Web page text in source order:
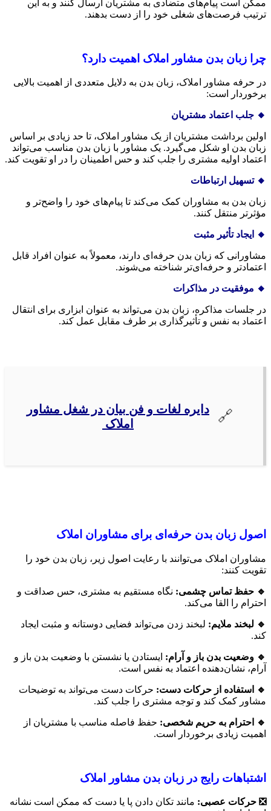
ممکن است پیام‌های متضادی به مشتریان ارسال کنند و به این
ترتیب فرصت‌های شغلی خود را از دست بدهند.
چرا زبان بدن مشاور املاک اهمیت دارد؟
در حرفه مشاور املاک، زبان بدن به دلایل متعددی از اهمیت بالایی
برخوردار است:
🔸 جلب اعتماد مشتریان
اولین برداشت مشتریان از یک مشاور املاک، تا حد زیادی بر اساس
زبان بدن او شکل می‌گیرد. یک مشاور با زبان بدن مناسب می‌تواند
اعتماد اولیه مشتری را جلب کند و حس اطمینان را در او تقویت کند.
🔸 تسهیل ارتباطات
زبان بدن به مشاوران کمک می‌کند تا پیام‌های خود را واضح‌تر و
مؤثرتر منتقل کنند.
🔸 ایجاد تأثیر مثبت
مشاورانی که زبان بدن حرفه‌ای دارند، معمولاً به عنوان افراد قابل
اعتمادتر و حرفه‌ای‌تر شناخته می‌شوند.
🔸 موفقیت در مذاکرات
در جلسات مذاکره، زبان بدن می‌تواند به عنوان ابزاری برای انتقال
اعتماد به نفس و تأثیرگذاری بر طرف مقابل عمل کند.
دایره لغات و فن بیان در شغل مشاور
املاک
اصول زبان بدن حرفه‌ای برای مشاوران املاک
مشاوران املاک می‌توانند با رعایت اصول زیر، زبان بدن خود را
تقویت کنند:
🔹 حفظ تماس چشمی: نگاه مستقیم به مشتری، حس صداقت و
احترام را القا می‌کند.
🔹 لبخند ملایم: لبخند زدن می‌تواند فضایی دوستانه و مثبت ایجاد
کند.
🔹 وضعیت بدن باز و آرام: ایستادن یا نشستن با وضعیت بدن باز و
آرام، نشان‌دهنده اعتماد به نفس است.
🔹 استفاده از حرکات دست: حرکات دست می‌تواند به توضیحات
مشاور کمک کند و توجه مشتری را جلب کند.
🔹 احترام به حریم شخصی: حفظ فاصله مناسب با مشتریان از
اهمیت زیادی برخوردار است.
اشتباهات رایج در زبان بدن مشاور املاک
❎ حرکات عصبی: مانند تکان دادن پا یا دست که ممکن است نشانه